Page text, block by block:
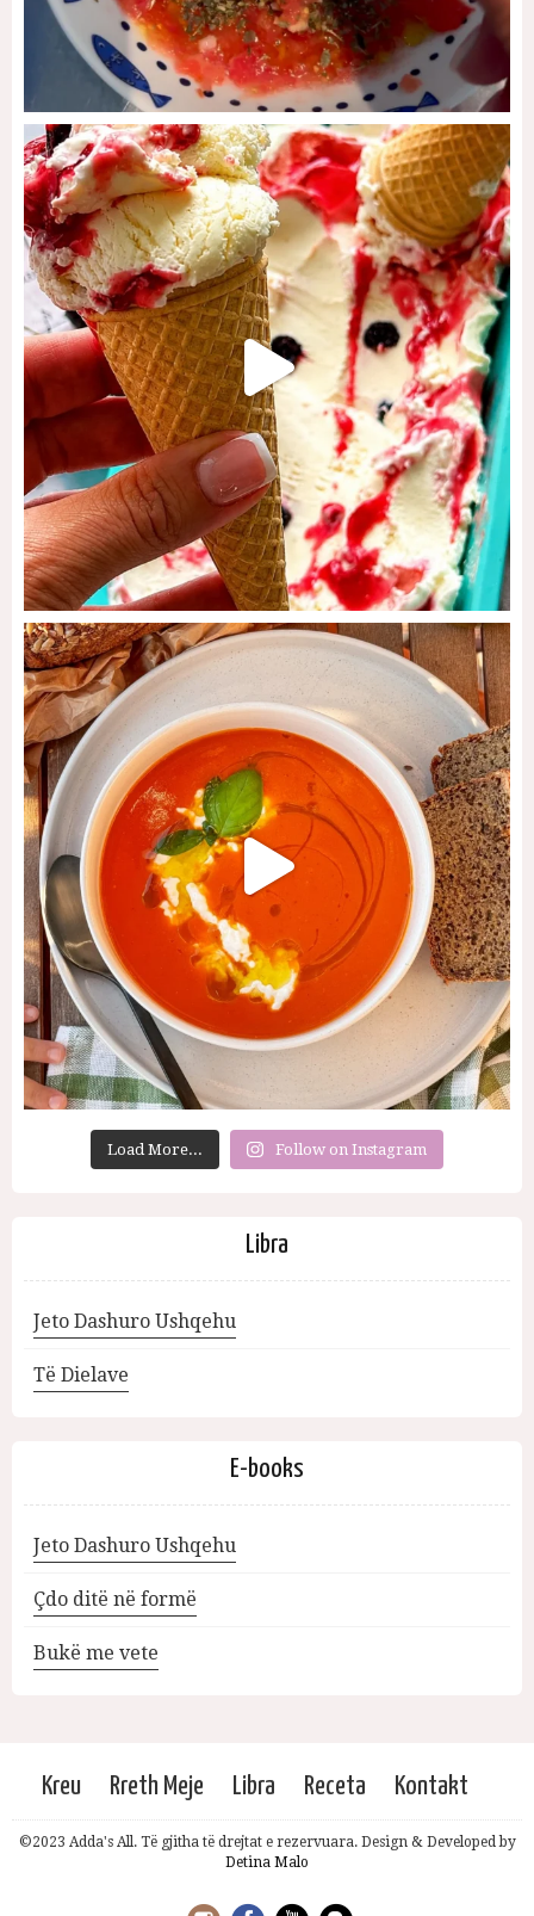
Load More... Follow on Instagram
Libra
Jeto Dashuro Ushqehu
Të Dielave
E-books
Jeto Dashuro Ushqehu
Çdo ditë në formë
Bukë me vete
Kreu Rreth Meje Libra Receta Kontakt
©2023 Adda's All. Të gjitha të drejtat e rezervuara. Design & Developed by
Detina Malo